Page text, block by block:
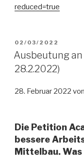
reduced=true
PUBLIÉ
LE
02/03/2022
Ausbeutung
28.2.2022)
28. Februar 2022 von
Die Petition
bessere
Mittelbau.